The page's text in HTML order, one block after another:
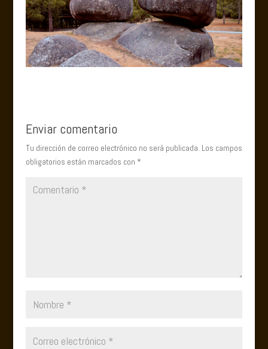
Enviar comentario
Tu dirección de correo electrónico no será publicada. Los campos
obligatorios están marcados con *